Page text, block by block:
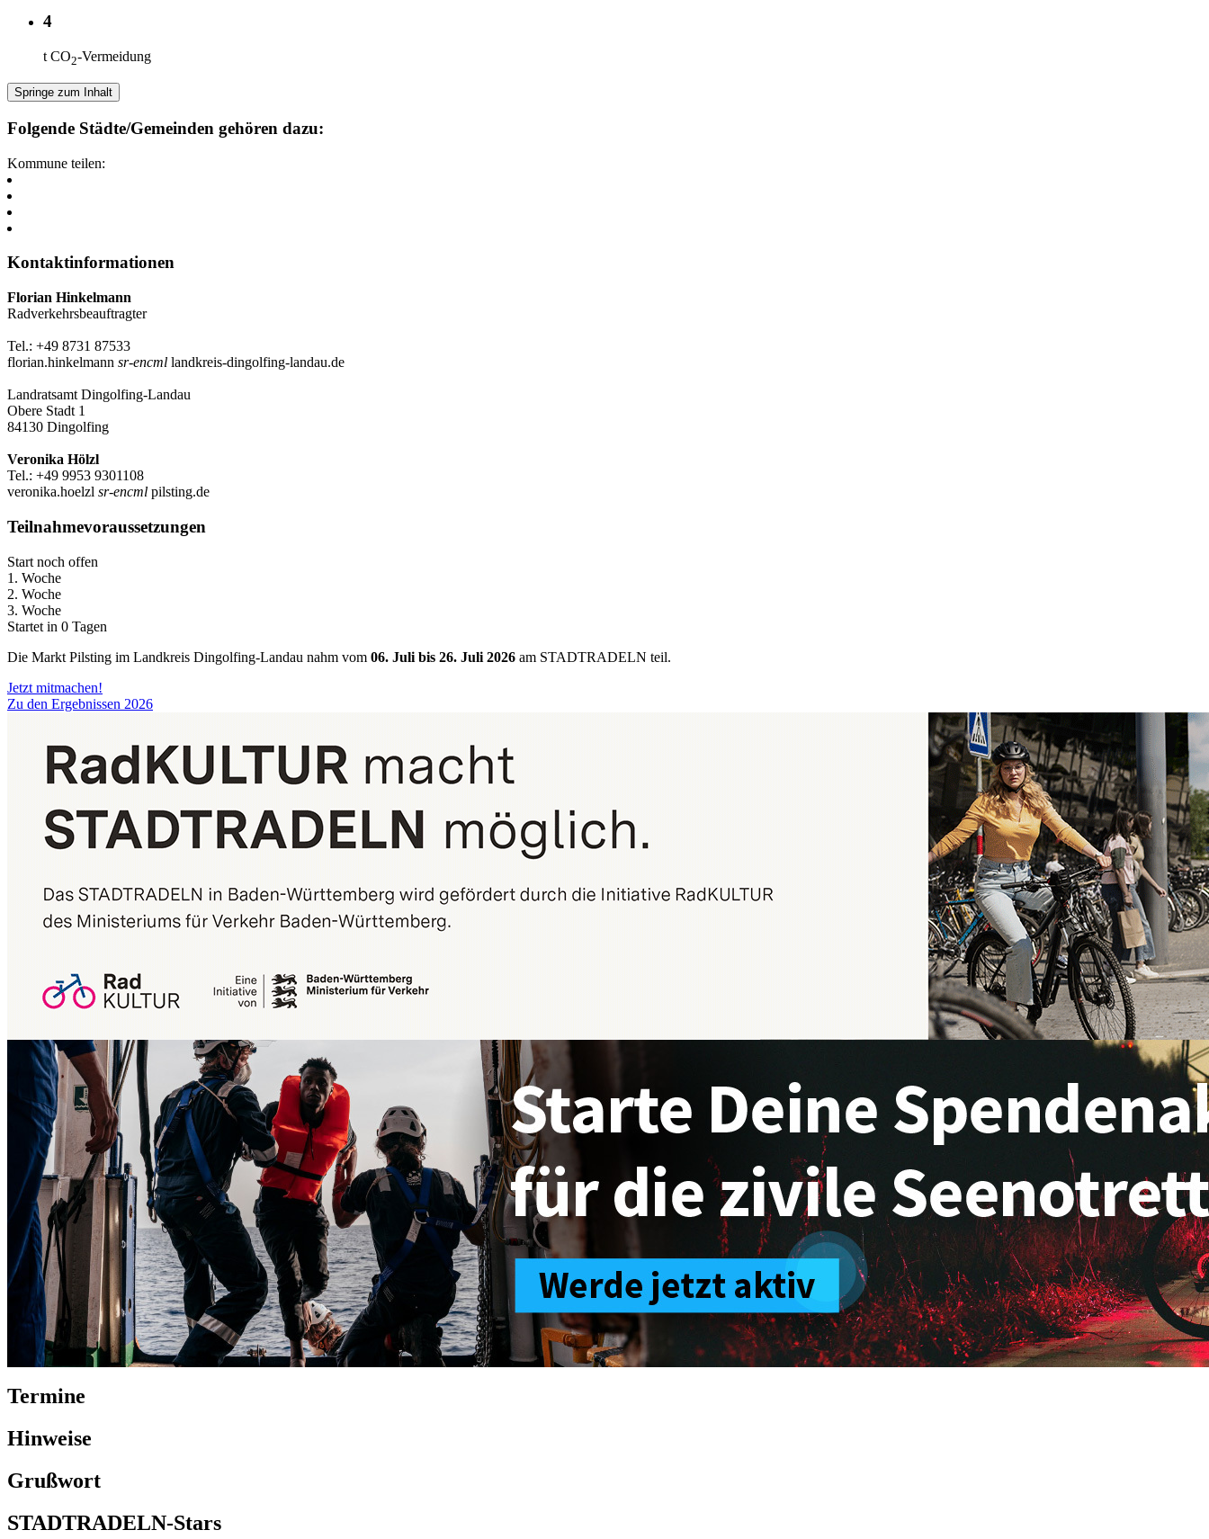
4
t CO2-Vermeidung
Springe zum Inhalt
Folgende Städte/Gemeinden gehören dazu:
Kommune teilen:
Kontaktinformationen
Florian Hinkelmann
Radverkehrsbeauftragter
Tel.: +49 8731 87533
florian.hinkelmann sr-encml landkreis-dingolfing-landau.de
Landratsamt Dingolfing-Landau
Obere Stadt 1
84130 Dingolfing
Veronika Hölzl
Tel.: +49 9953 9301108
veronika.hoelzl sr-encml pilsting.de
Teilnahmevoraussetzungen
Start noch offen
1. Woche
2. Woche
3. Woche
Startet in 0 Tagen
Die Markt Pilsting im Landkreis Dingolfing-Landau nahm vom 06. Juli bis 26. Juli 2026 am STADTRADELN teil.
Jetzt mitmachen!
Zu den Ergebnissen 2026
Termine
Hinweise
Grußwort
STADTRADELN-Stars